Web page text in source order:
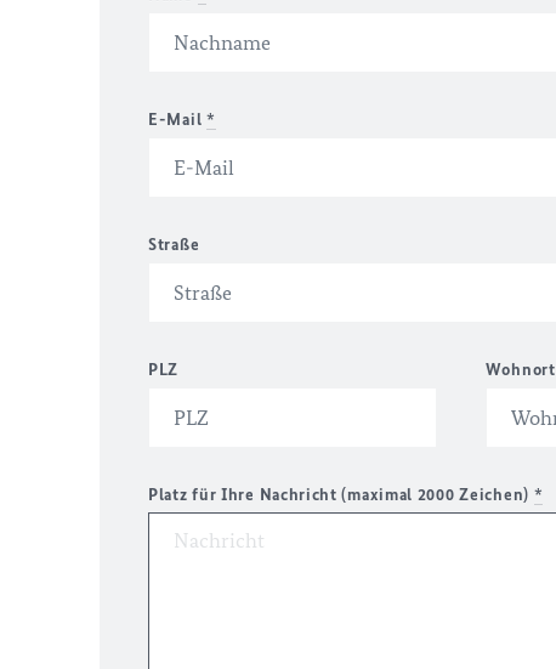
E-Mail *
Straße
PLZ Wohnort
Platz für Ihre Nachricht (maximal 2000 Zeichen) *